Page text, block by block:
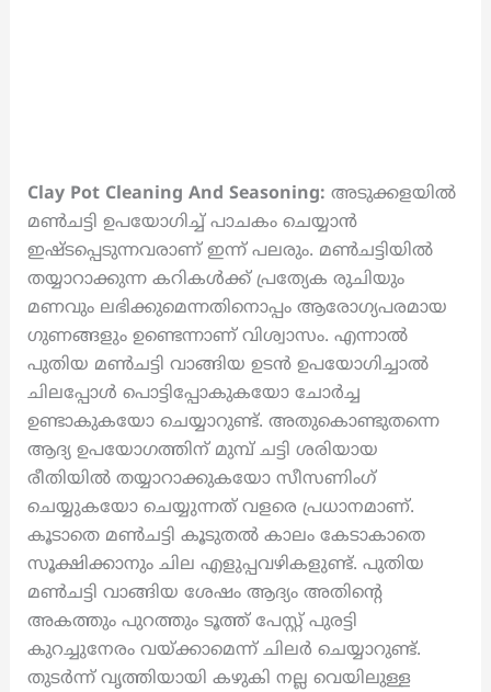
Clay Pot Cleaning And Seasoning: അടുക്കളയിൽ
മൺചട്ടി ഉപയോഗിച്ച് പാചകം ചെയ്യാൻ
ഇഷ്ടപ്പെടുന്നവരാണ് ഇന്ന് പലരും. മൺചട്ടിയിൽ
തയ്യാറാക്കുന്ന കറികൾക്ക് പ്രത്യേക രുചിയും
മണവും ലഭിക്കുമെന്നതിനൊപ്പം ആരോഗ്യപരമായ
ഗുണങ്ങളും ഉണ്ടെന്നാണ് വിശ്വാസം. എന്നാൽ
പുതിയ മൺചട്ടി വാങ്ങിയ ഉടൻ ഉപയോഗിച്ചാൽ
ചിലപ്പോൾ പൊട്ടിപ്പോകുകയോ ചോർച്ച
ഉണ്ടാകുകയോ ചെയ്യാറുണ്ട്. അതുകൊണ്ടുതന്നെ
ആദ്യ ഉപയോഗത്തിന് മുമ്പ് ചട്ടി ശരിയായ
രീതിയിൽ തയ്യാറാക്കുകയോ സീസണിംഗ്
ചെയ്യുകയോ ചെയ്യുന്നത് വളരെ പ്രധാനമാണ്.
കൂടാതെ മൺചട്ടി കൂടുതൽ കാലം കേടാകാതെ
സൂക്ഷിക്കാനും ചില എളുപ്പവഴികളുണ്ട്. പുതിയ
മൺചട്ടി വാങ്ങിയ ശേഷം ആദ്യം അതിന്റെ
അകത്തും പുറത്തും ടൂത്ത് പേസ്റ്റ് പുരട്ടി
കുറച്ചുനേരം വയ്ക്കാമെന്ന് ചിലർ ചെയ്യാറുണ്ട്.
തുടർന്ന് വൃത്തിയായി കഴുകി നല്ല വെയിലുള്ള